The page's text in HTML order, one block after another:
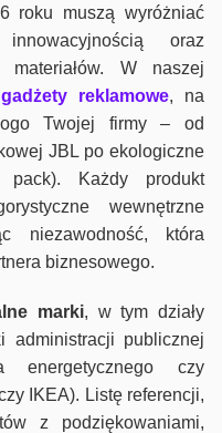
roku muszą wyróżniać
oraz
materiałów. W naszej
reklamowe, na
Twojej firmy – od
JBL po ekologiczne
pack). Każdy produkt
wewnętrzne
niezawodność, która
biznesowego.
marki, w tym działy
administracji publicznej
czy
IKEA). Listę referencji,
z podziękowaniami,